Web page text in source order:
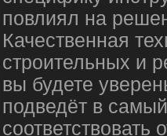
повлиял на
Качественная
строительных и
вы будете
подведёт в
соответствовать